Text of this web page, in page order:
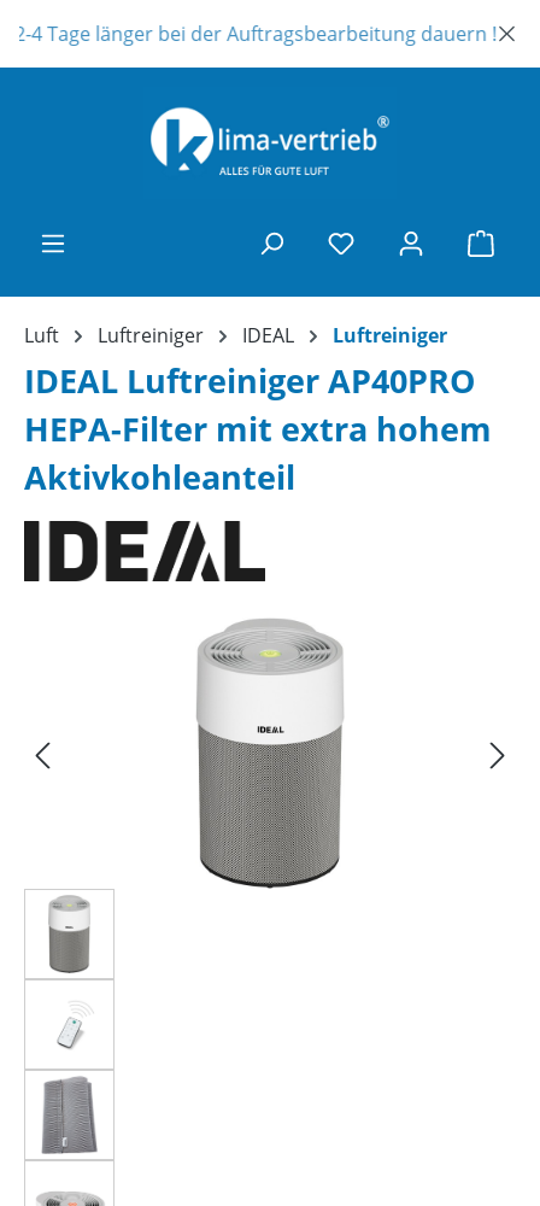
Zum Hauptinhalt springen
Tage länger bei der Auftragsbearbeitung dauern !
Luft Luftreiniger IDEAL Luftreiniger
IDEAL Luftreiniger AP40PRO
HEPA-Filter mit extra hohem
Aktivkohleanteil
Bildergalerie überspringen